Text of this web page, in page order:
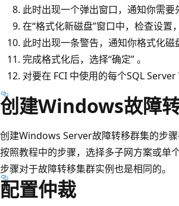
此时出现一个弹出窗口，通知你需要
在“格式化新磁盘”窗口中，检查设置
此时出现一条警告，通知你格式化磁
完成格式化后，选择“确定” 。
对要在 FCI 中使用的每个SQL Server
创建Windows故障
创建Windows Server故障转移群集的步
按照教程中的步骤，选择多子网方案或单
步骤对于故障转移集群实例也是相同的。
配置仲裁